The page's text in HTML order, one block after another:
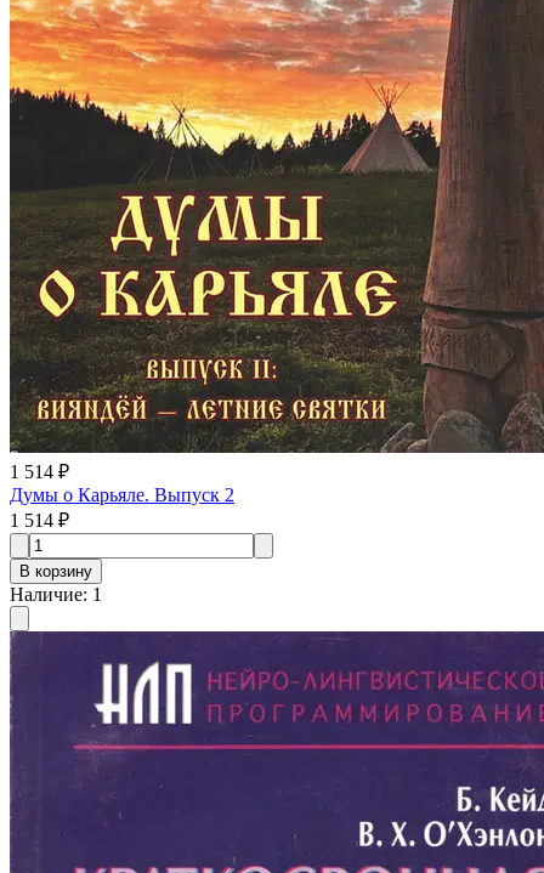
1 514 ₽
Думы о Карьяле. Выпуск 2
1 514 ₽
В корзину
Наличие: 1